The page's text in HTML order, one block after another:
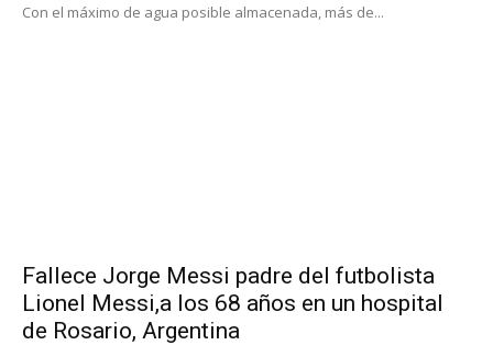
Con el máximo de agua posible almacenada, más de...
Fallece Jorge Messi padre del futbolista
Lionel Messi,a los 68 años en un hospital
de Rosario, Argentina